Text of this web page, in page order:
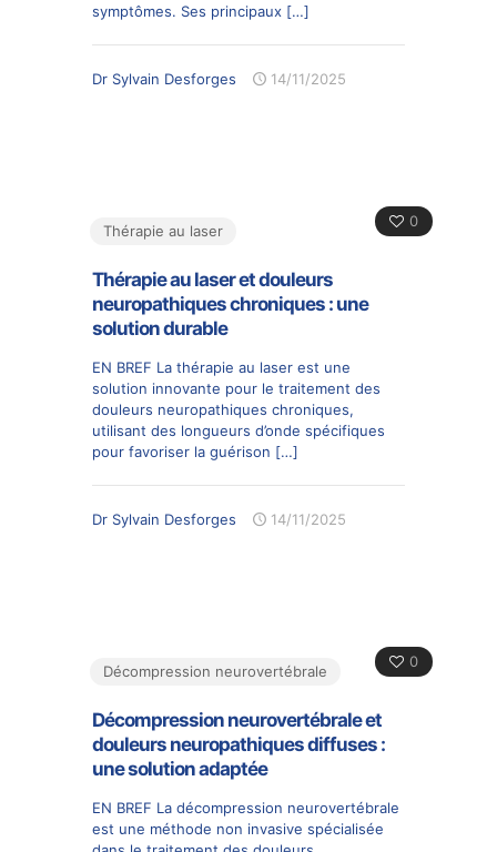
symptômes. Ses principaux […]
Dr Sylvain Desforges 14/11/2025
0
Thérapie au laser
Thérapie au laser et douleurs
neuropathiques chroniques : une
solution durable
EN BREF La thérapie au laser est une
solution innovante pour le traitement des
douleurs neuropathiques chroniques,
utilisant des longueurs d’onde spécifiques
pour favoriser la guérison […]
Dr Sylvain Desforges 14/11/2025
0
Décompression neurovertébrale
Décompression neurovertébrale et
douleurs neuropathiques diffuses :
une solution adaptée
EN BREF La décompression neurovertébrale
est une méthode non invasive spécialisée